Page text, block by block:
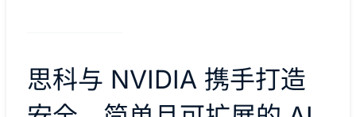
思科与 NVIDIA 携手打造